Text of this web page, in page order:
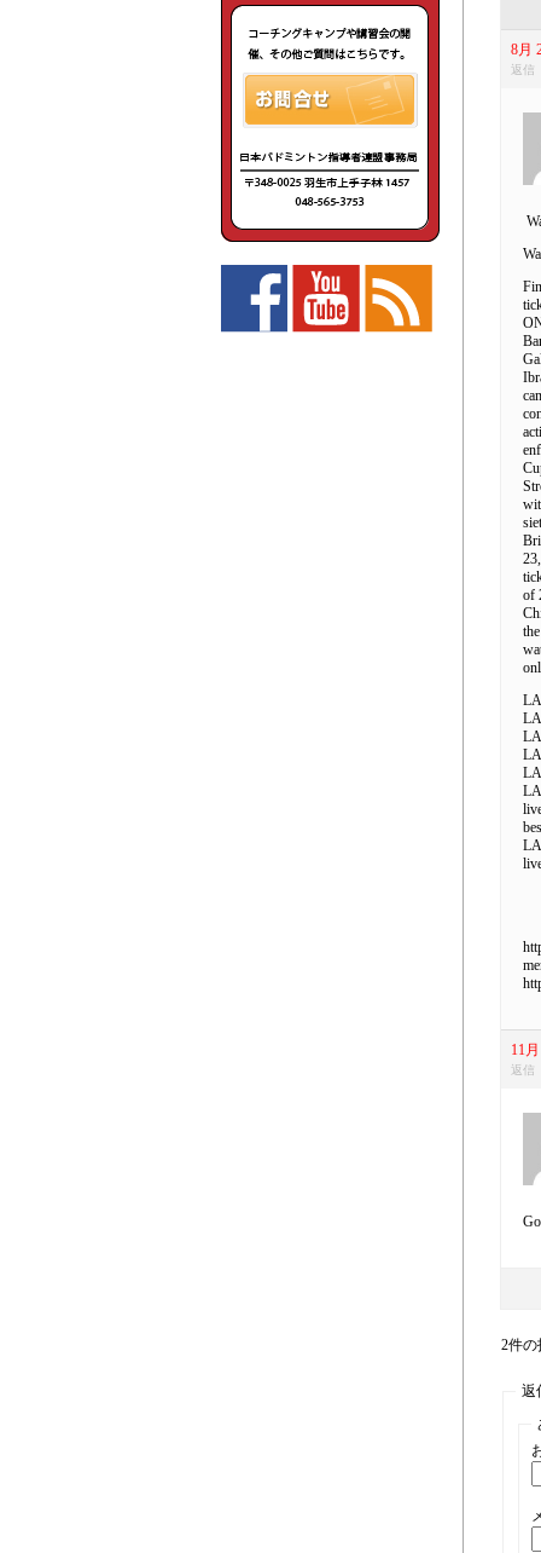
8月
返信
of
11
返信
2件の
返